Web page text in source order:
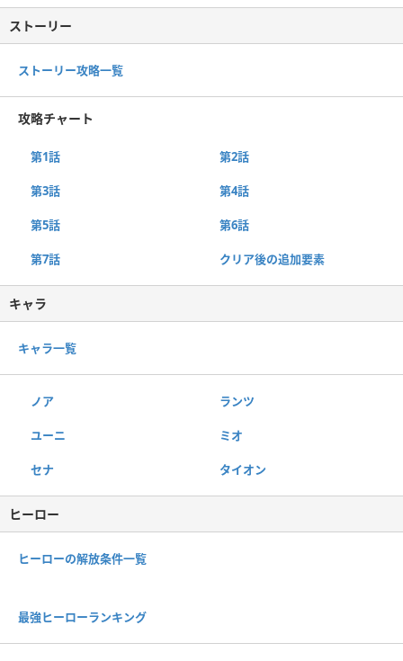
ストーリー
ストーリー攻略一覧
攻略チャート
第1話 第2話
第3話 第4話
第5話 第6話
第7話 クリア後の追加要素
キャラ
キャラ一覧
ノア ランツ
ユーニ ミオ
セナ タイオン
ヒーロー
ヒーローの解放条件一覧
最強ヒーローランキング